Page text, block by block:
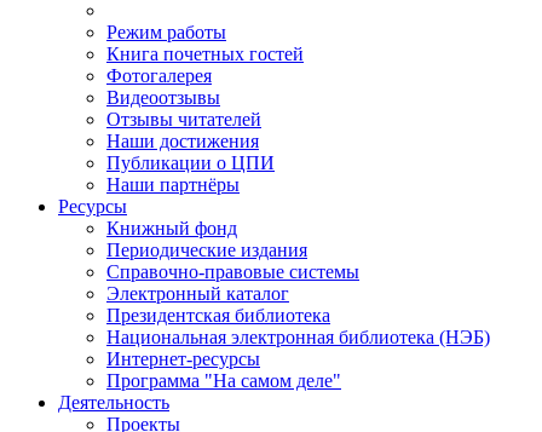
Режим работы
Книга почетных гостей
Фотогалерея
Видеоотзывы
Отзывы читателей
Наши достижения
Публикации о ЦПИ
Наши партнёры
Ресурсы
Книжный фонд
Периодические издания
Справочно-правовые системы
Электронный каталог
Президентская библиотека
Национальная электронная библиотека (НЭБ)
Интернет-ресурсы
Программа "На самом деле"
Деятельность
Проекты